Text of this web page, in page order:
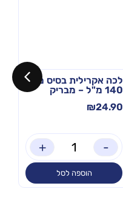
לכה אקרילית בסיס מים
140 מ"ל – מבריק
₪24.90
-
+
הוספה לסל